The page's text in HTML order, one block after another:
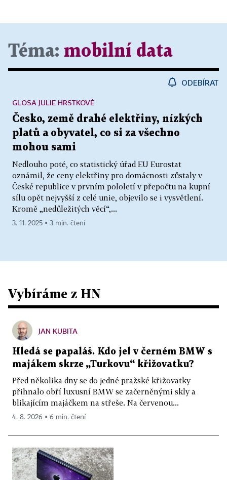
Téma: mobilní data
ODEBÍRAT
Česko, země drahé elektřiny, nízkých
platů a obyvatel, co si za všechno
mohou sami
Nedlouho poté, co statistický úřad EU Eurostat
oznámil, že ceny elektřiny pro domácnosti zůstaly v
České republice v prvním pololetí v přepočtu na kupní
sílu opět nejvyšší z celé unie, objevilo se i vysvětlení.
Kromě „nedůležitých věcí“,...
GLOSA JULIE HRSTKOVÉ
3. 11. 2025 ▪ 3 min. čtení
Vybíráme z HN
JAN KUBITA
Hledá se papaláš. Kdo jel v černém BMW s
majákem skrze „Turkovu“ křižovatku?
Před několika dny se do jedné pražské křižovatky
přihnalo obří luxusní BMW se začerněnými skly a
blikajícím majáčkem na střeše. Na červenou...
4. 8. 2026 ▪ 6 min. čtení